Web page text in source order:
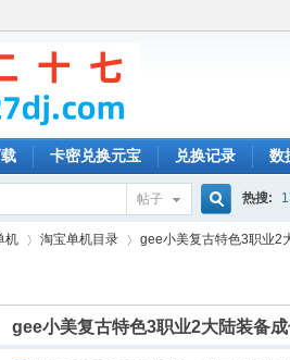
卡密兑换元宝 兑换记录 数
帖子
搜
索
热搜:
机
›
淘宝单机目录
›
gee小美复古特色3职业2
gee小美复古特色3职业2大陆装备